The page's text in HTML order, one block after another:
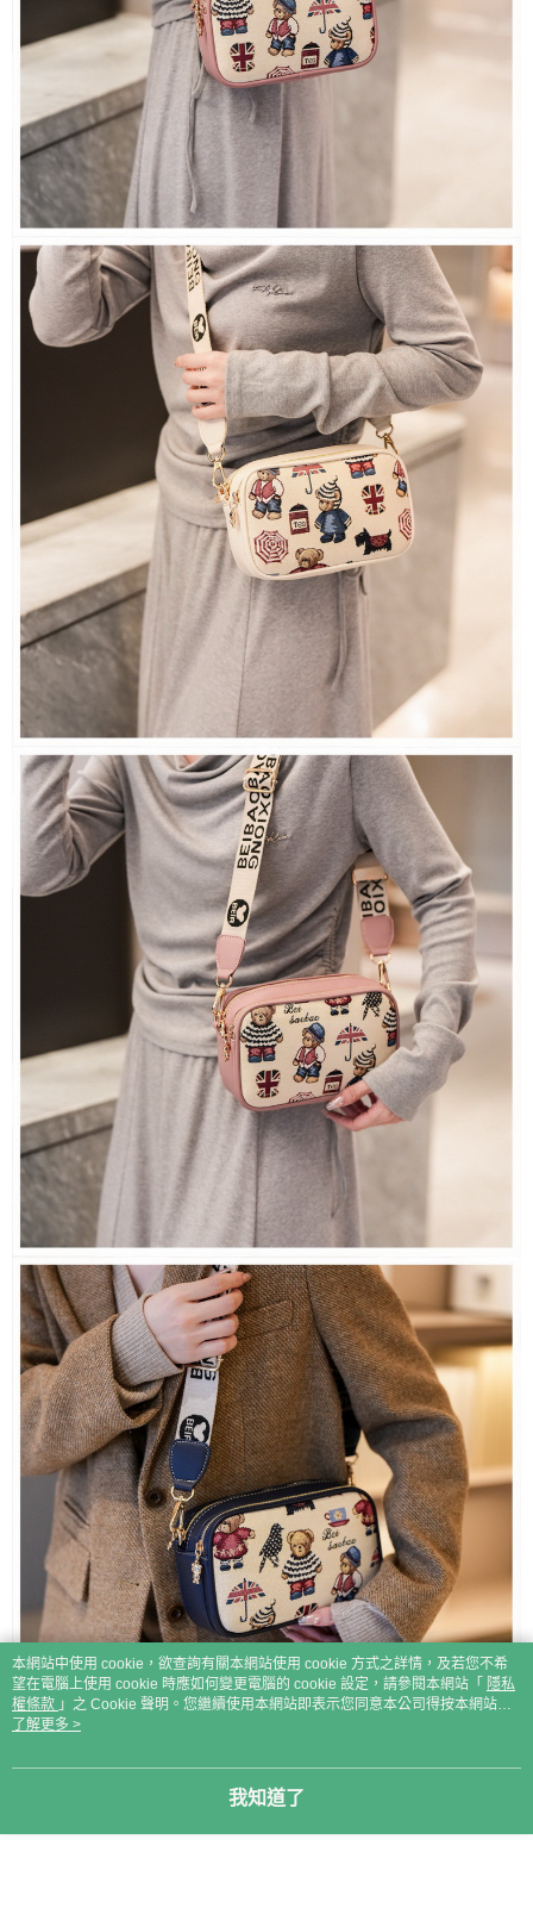
本網站中使用 cookie，欲查詢有關本網站使用 cookie 方式之詳情，及若您不希
望在電腦上使用 cookie 時應如何變更電腦的 cookie 設定，請參閱本網站「 隱私
權條款 」之 Cookie 聲明。您繼續使用本網站即表示您同意本公司得按本網站使
用條款之 Cookie 聲明使用 cookie。
了解更多 >
我知道了